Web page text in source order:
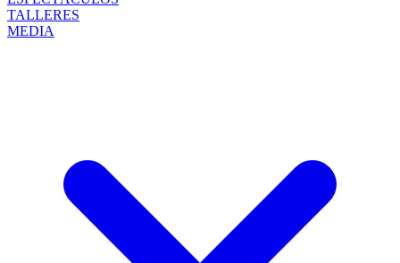
TALLERES
MEDIA